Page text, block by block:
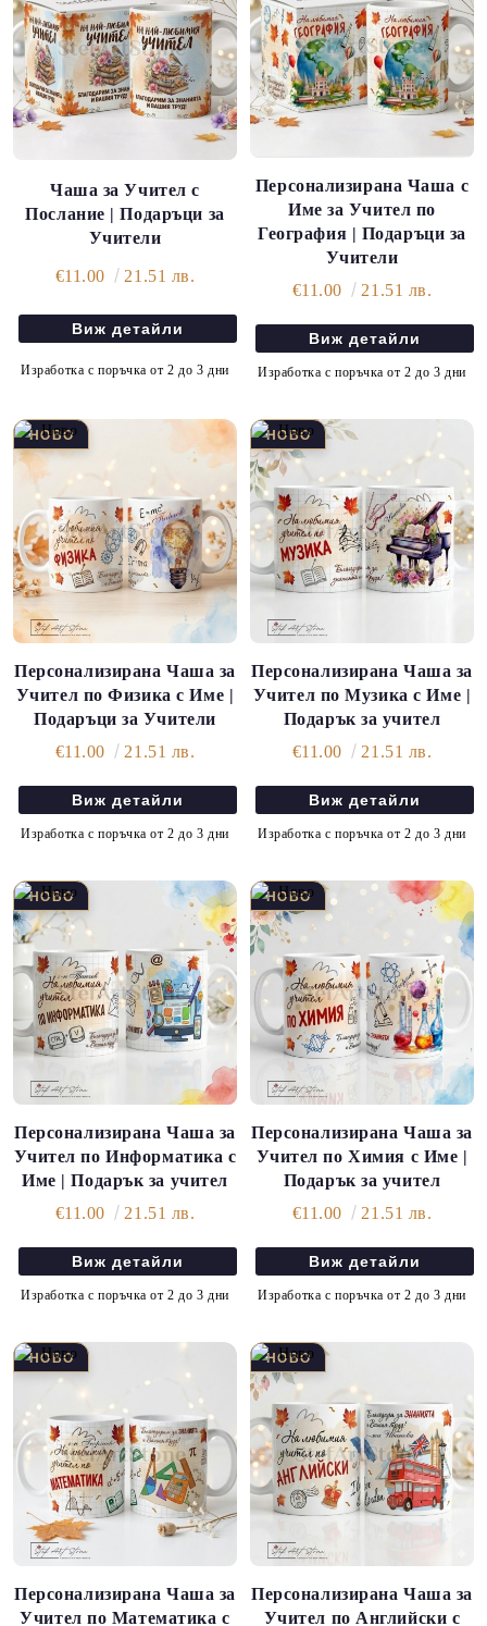
Чаша за Учител с
Послание | Подаръци за
Учители
€11.00 21.51 лв.
Виж детайли
Изработка с поръчка от 2 до 3 дни
Персонализирана Чаша с
Име за Учител по
География | Подаръци за
Учители
€11.00
21.51 лв.
Виж детайли
Изработка с поръчка от 2 до 3 дни
Персонализирана Чаша за
Учител по Физика с Име |
Подаръци за Учители
€11.00
21.51 лв.
Виж детайли
Изработка с поръчка от 2 до 3 дни
Персонализирана Чаша за
Учител по Музика с Име |
Подарък за учител
€11.00
21.51 лв.
Виж детайли
Изработка с поръчка от 2 до 3 дни
Персонализирана Чаша за
Учител по Информатика с
Име | Подарък за учител
€11.00
21.51 лв.
Виж детайли
Изработка с поръчка от 2 до 3 дни
Персонализирана Чаша за
Учител по Химия с Име |
Подарък за учител
€11.00
21.51 лв.
Виж детайли
Изработка с поръчка от 2 до 3 дни
Персонализирана Чаша за
Учител по Математика с
Персонализирана Чаша за
Учител по Английски с